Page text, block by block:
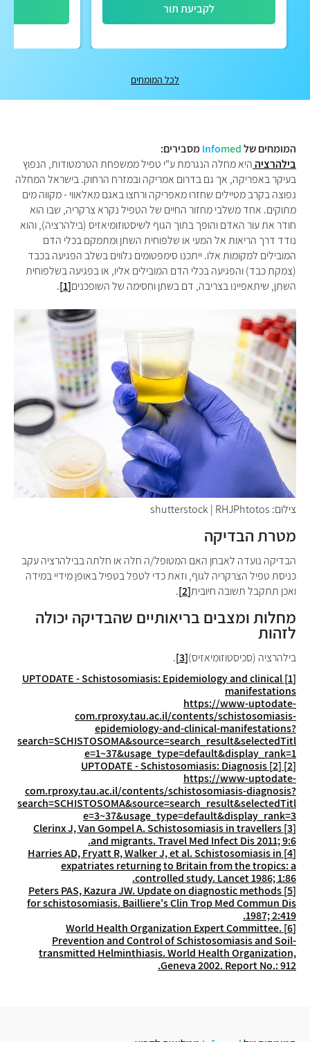
לקביעת תור
לכל המומחים
המומחים של Infomed
מסבירים:
בילהרציההיא מחלה הנגרמת ע"י טפיל ממשפחת הטרמטודות, הנפוץ
בעיקר באפריקה, אך גם בדרום אמריקה ובמזרח הרחוק. בישראל המחלה
נפוצה בקרב מטיילים שחזרו מאפריקה ורחצו באגם מאלאווי - מקווה מים
מתוקים. אחד משלבי מחזור החיים של הטפיל נקרא צרקריה, שבו הוא
חודר את עור האדם והופך בתוך הגוף לשיסטוזומיאזיס (בילהרציה), והוא
נודד דרך הריאות אל המעי או שלפוחית השתן ומתמקם בכלי הדם
המובילים למקומות אלו. ייתכנו סימפטומים נלווים בשלב הפגיעה בכבד
(צמקת כבד) והפגיעה בכלי הדם המובילים אליו, או בפגיעה בשלפוחית
השתן, שיתאפיינו בצריבה, דם בשתן וחסימה של השופכנים[1]
.
צילום: shutterstock | RHJPhtotos
מטרת הבדיקה
הבדיקה נועדה לאבחן האם המטופל/ה חלה או חלתה בבילהרציה עקב
כניסת טפיל הצרקריה לגוף, וזאת כדי לטפל בטפיל באופן מידיי במידה
ואכן תתקבל תשובה חיובית[2]
.
מחלות ומצבים בריאותיים שהבדיקה יכולה
לזהות
בילהרציה (סכיסטוזומיאזיס)[3]
.
[1]
-Schistosomiasis: Epidemiology and clinical
manifestations
https://www-uptodate-
com.rproxy.tau.ac.il/contents/schistosomiasis-
epidemiology-and-clinical-manifestations?
search=SCHISTOSOMA&source=search_result&selectedTitl
e=1~37&usage_type=default&display_rank=1
[2]
[2]
-Schistosomiasis: Diagnosis
https://www-uptodate-
com.rproxy.tau.ac.il/contents/schistosomiasis-diagnosis?
search=SCHISTOSOMA&source=search_result&selectedTitl
e=3~37&usage_type=default&display_rank=3
[3]
Clerinx J, Van Gompel A. Schistosomiasis in travellers
and migrants. Travel Med Infect Dis 2011; 9:6.
[4]
Harries AD, Fryatt R, Walker J, et al. Schistosomiasis in
expatriates returning to Britain from the tropics: a
controlled study. Lancet 1986; 1:86.
[5]
Peters PAS, Kazura JW. Update on diagnostic methods
for schistosomiasis. Bailliere's Clin Trop Med Commun Dis
1987; 2:419.
[6]
World Health Organization Expert Committee.
Prevention and Control of Schistosomiasis and Soil-
transmitted Helminthiasis. World Health Organization,
Geneva 2002. Report No.: 912.